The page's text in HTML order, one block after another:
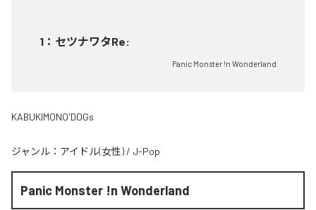
1 ： セツナワタRe:
Panic Monster !n Wonderland
KABUKIMONO'DOGs
ジャンル： アイドル(女性) / J-Pop
Panic Monster !n Wonderland